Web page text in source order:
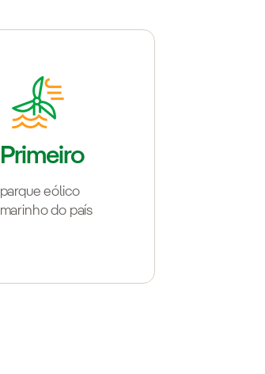
Primeiro
parque eólico
marinho do país